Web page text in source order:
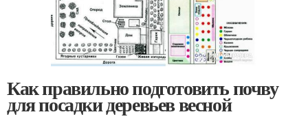
Как правильно подготовить почву
для посадки деревьев весной